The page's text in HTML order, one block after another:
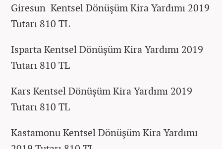
Giresun Kentsel Dönüşüm Kira Yardımı 2019
Tutarı 810 TL
Isparta Kentsel Dönüşüm Kira Yardımı 2019
Tutarı 810 TL
Kars Kentsel Dönüşüm Kira Yardımı 2019
Tutarı 810 TL
Kastamonu Kentsel Dönüşüm Kira Yardımı